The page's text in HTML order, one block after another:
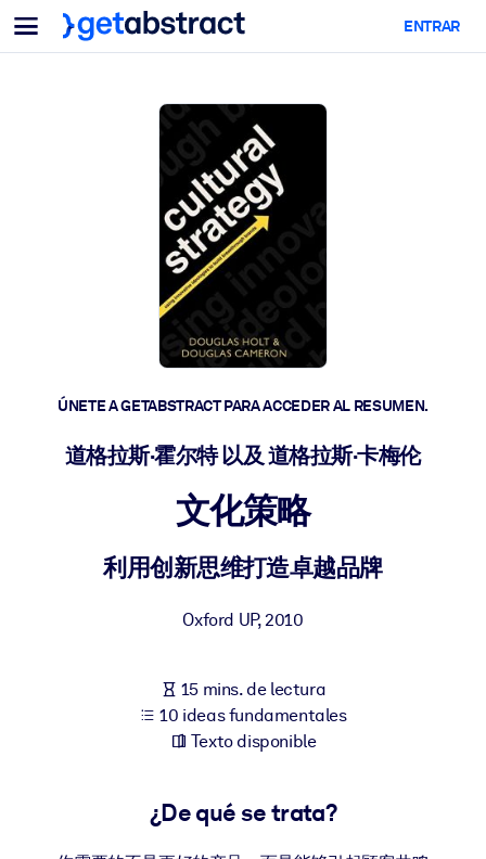
Menu
Para equipos y líderes
Dote a sus empleados de habilidades críticas de IA.
Desarrollo de liderazgo
Prepare a sus líderes para la próxima era laboral.
Aprendizaje colaborativo
Facilite que los equipos aprendan juntos, resuelvan problemas
reales y actúen más rápido.
Upskilling y Reskilling
Construya una fuerza laboral más saludable y resiliente.
Para LMS/LXP
obtener mejores resultados de aprendizaje.
Enriquezca su biblioteca corporativa con conocimientos
empresariales confiables y listos para usar.
estructurados para mejorar los resultados.
Para sistemas de IA
ENTRAR
ÚNETE A GETABSTRACT PARA ACCEDER AL RESUMEN.
道格拉斯·霍尔特 以及 道格拉斯·卡梅伦
文化策略
利用创新思维打造卓越品牌
Oxford UP,2010
15 mins. de lectura
10 ideas fundamentales
Texto disponible
¿De qué se trata?